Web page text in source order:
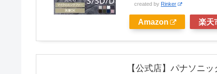
created by Rinker
Amazon 楽天
【公式店】パナソニ